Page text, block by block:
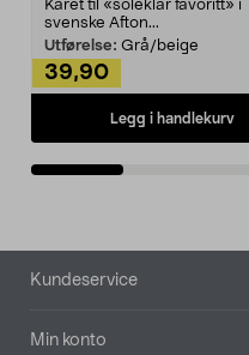
Kåret til «soleklar favoritt» i
svenske Afton...
Utførelse: Grå/beige
39,90
Legg i handlekurv
Bunntekst
Kundeservice
Min konto